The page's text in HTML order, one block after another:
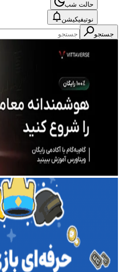
حالت شب
نوتیفیکیشن
جستجو